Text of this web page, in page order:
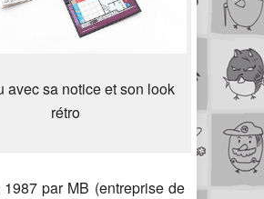
avec sa notice et son look
rétro
par MB (entreprise de